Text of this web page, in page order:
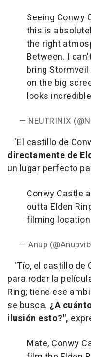
Seeing Conwy
this is
the right
Between. I
bring
on the big
looks
— NEUTRINIX
"El castillo de
directamente de
un lugar perfecto
Conwy Castle
outta Elden
filming location
— Anup
"Tío, el castillo de
para rodar la
Ring; tiene ese
se busca. ¿A
ilusión esto?",
Mate, Conwy